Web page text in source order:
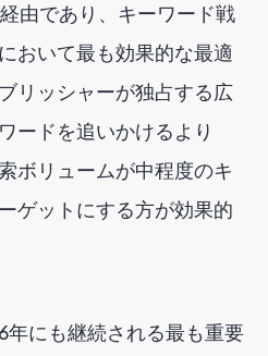
由であり、キーワード戦
おいて最も効果的な最適
リッシャーが独占する広
ードを追いかけるより
ボリュームが中程度のキ
ゲットにする方が効果的
にも継続される最も重要